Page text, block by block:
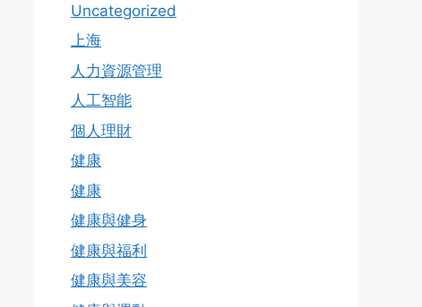
Uncategorized
上海
人力資源管理
人工智能
個人理財
健康
健康
健康與健身
健康與福利
健康與美容